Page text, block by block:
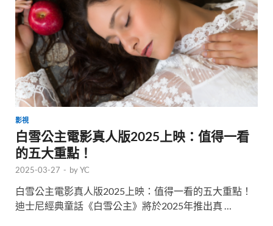
影視
白雪公主電影真人版2025上映：值得一看
的五大重點！
2025-03-27 - byYC
白雪公主電影真人版2025上映：值得一看的五大重點！
迪士尼經典童話《白雪公主》將於2025年推出真 …